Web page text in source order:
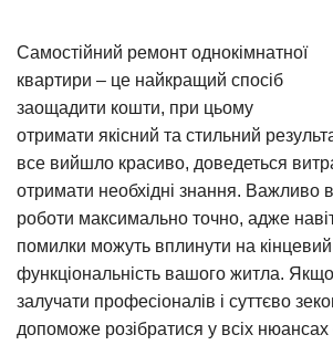
Самостійний ремонт однокімнатної
квартири – це найкращий спосіб
заощадити кошти, при цьому
отримати якісний та стильний
все вийшло красиво, доведеться
отримати необхідні знання. Важливо
роботи максимально точно, адже
помилки можуть вплинути на кінцевий
функціональність вашого житла.
залучати професіоналів і суттєво
допоможе розібратися у всіх нюансах